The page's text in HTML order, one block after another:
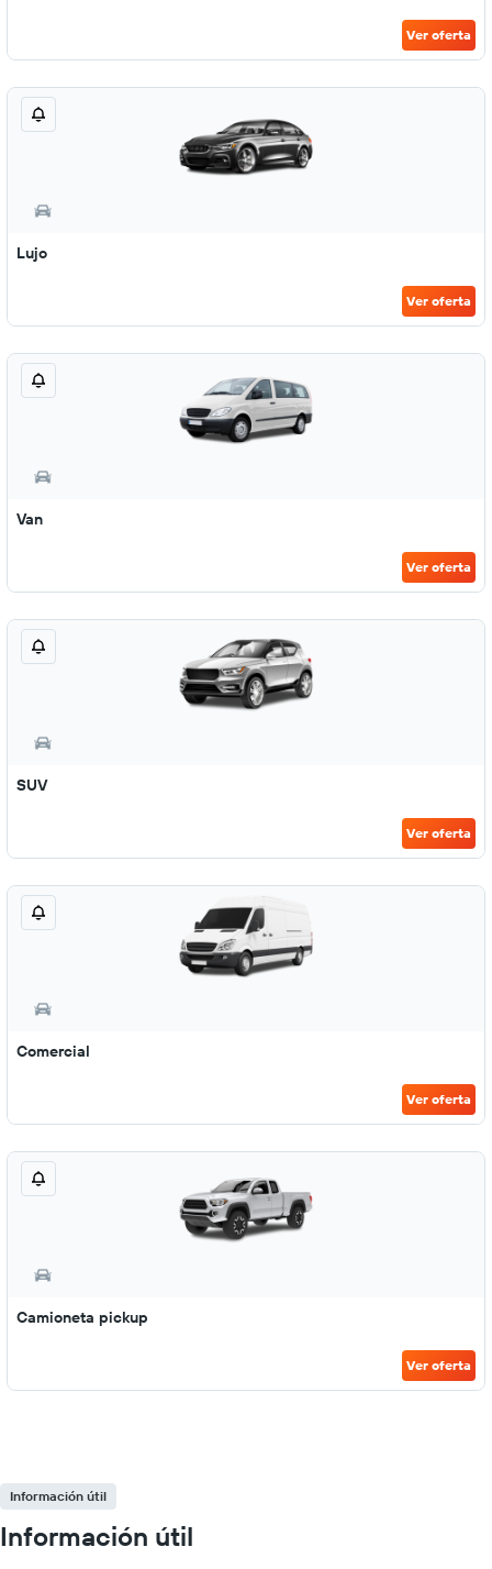
Ver oferta
Lujo
Ver oferta
Van
Ver oferta
SUV
Ver oferta
Comercial
Ver oferta
Camioneta pickup
Ver oferta
Información útil
Información útil